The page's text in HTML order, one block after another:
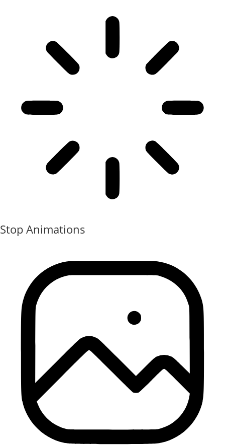
Stop Animations